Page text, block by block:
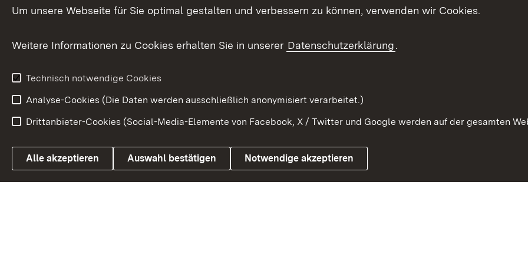
Versorgungsbezüge
Weitere
Bürgerbeauftragte Beteiligung stärken
Link zum Landesportal
Impressum Kontakt
Um unsere Webseite für Sie optimal gestalten und verbessern zu können, verwenden wir Cookies.
Weitere Informationen zu Cookies erhalten Sie in unserer Datenschutzerklärung.
Technisch notwendige Cookies
Analyse-Cookies (Die Daten werden ausschließlich anonymisiert verarbeitet.)
Drittanbieter-Cookies (Social-Media-Elemente von Facebook, X / Twitter und Google werden auf der gesamten
Alle akzeptieren Auswahl bestätigen Notwendige akzeptieren